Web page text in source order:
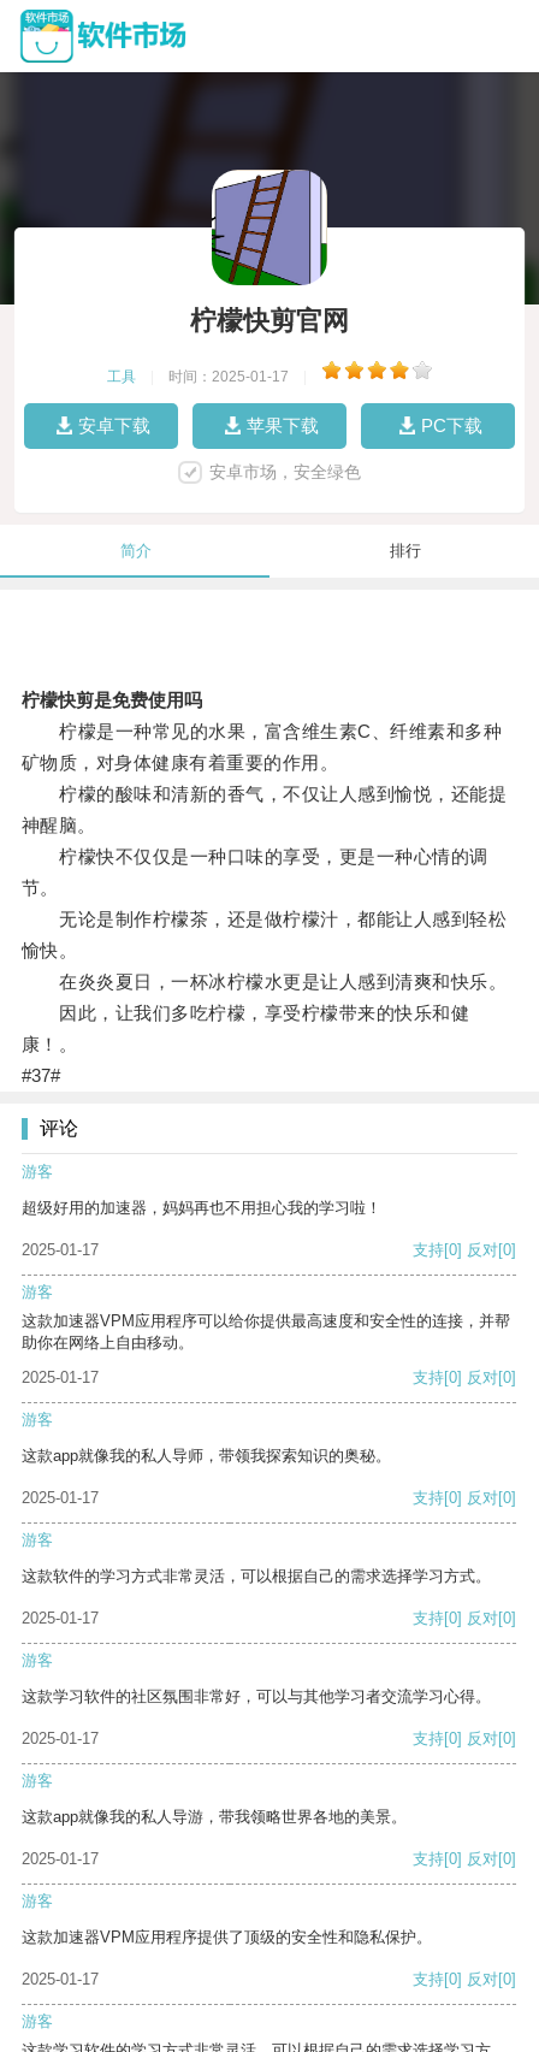
柠檬快剪官网
工具 时间：2025-01-17
安卓下载 苹果下载 PC下载
安卓市场，安全绿色
简介 排行
柠檬快剪是免费使用吗
柠檬是一种常见的水果，富含维生素C、纤维素和多种
矿物质，对身体健康有着重要的作用。
柠檬的酸味和清新的香气，不仅让人感到愉悦，还能提
神醒脑。
柠檬快不仅仅是一种口味的享受，更是一种心情的调
节。
无论是制作柠檬茶，还是做柠檬汁，都能让人感到轻松
愉快。
在炎炎夏日，一杯冰柠檬水更是让人感到清爽和快乐。
因此，让我们多吃柠檬，享受柠檬带来的快乐和健
康！。
#37#
评论
游客
超级好用的加速器，妈妈再也不用担心我的学习啦！
2025-01-17 支持[0] 反对[0]
游客
这款加速器VPM应用程序可以给你提供最高速度和安全性的连接，并帮
助你在网络上自由移动。
2025-01-17
支持[0] 反对[0]
游客
这款app就像我的私人导师，带领我探索知识的奥秘。
2025-01-17 支持[0] 反对[0]
游客
这款软件的学习方式非常灵活，可以根据自己的需求选择学习方式。
2025-01-17 支持[0] 反对[0]
游客
这款学习软件的社区氛围非常好，可以与其他学习者交流学习心得。
2025-01-17 支持[0] 反对[0]
游客
这款app就像我的私人导游，带我领略世界各地的美景。
2025-01-17 支持[0] 反对[0]
游客
这款加速器VPM应用程序提供了顶级的安全性和隐私保护。
2025-01-17 支持[0] 反对[0]
游客